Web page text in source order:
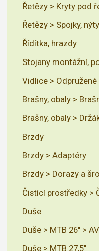
Řetězy > Kryty pod
Řetězy > Spojky, nýty
Řídítka, hrazdy
Stojany montážní,
Vidlice > Odpružené
Brašny, obaly >
Brašny, obaly >
Brzdy
Brzdy > Adaptéry
Brzdy > Dorazy a
Čistící prostředky >
Duše
Duše > MTB 26" >
Duše > MTB 27,5"